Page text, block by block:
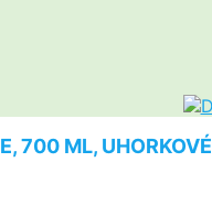
700 ML, UHORKOVÉ